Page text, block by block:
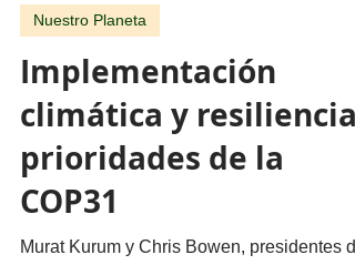
22 jun
4 min de lectura
Implementación
climática y resiliencia,
prioridades de la
COP31